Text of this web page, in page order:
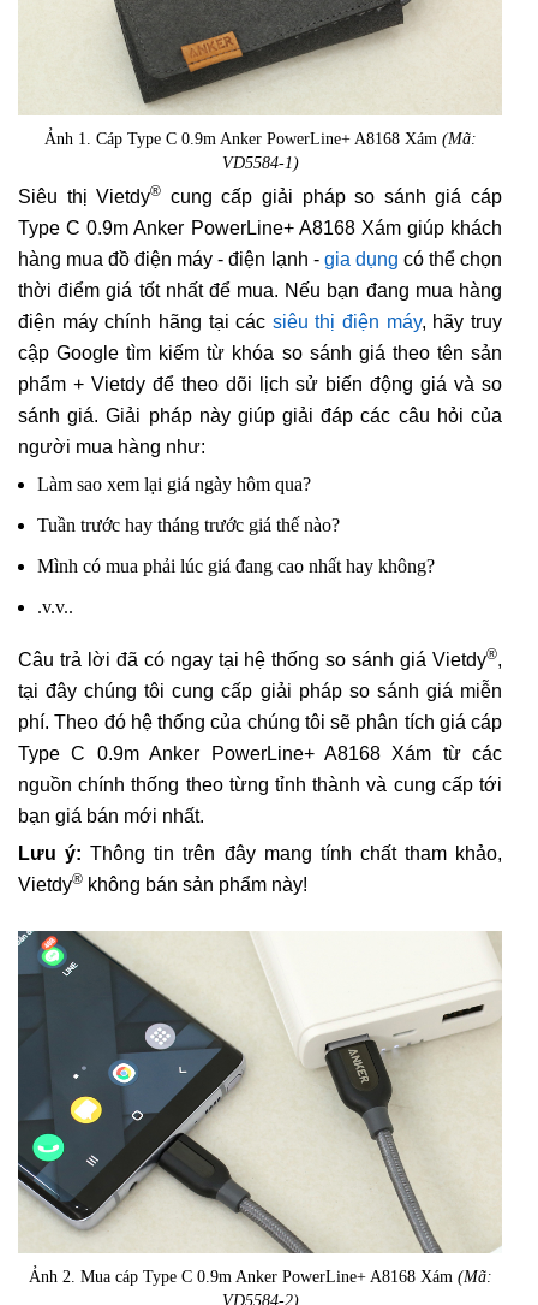
Ảnh 1. Cáp Type C 0.9m Anker PowerLine+ A8168 Xám (Mã:
VD5584-1)
Siêu thị Vietdy® cung cấp giải pháp so sánh giá cáp
Type C 0.9m Anker PowerLine+ A8168 Xám giúp khách
hàng mua đồ điện máy - điện lạnh - gia dụng có thể chọn
thời điểm giá tốt nhất để mua. Nếu bạn đang mua hàng
điện máy chính hãng tại các siêu thị điện máy, hãy truy
cập Google tìm kiếm từ khóa so sánh giá theo tên sản
phẩm + Vietdy để theo dõi lịch sử biến động giá và so
sánh giá. Giải pháp này giúp giải đáp các câu hỏi của
người mua hàng như:
Làm sao xem lại giá ngày hôm qua?
Tuần trước hay tháng trước giá thế nào?
Mình có mua phải lúc giá đang cao nhất hay không?
.v.v..
Câu trả lời đã có ngay tại hệ thống so sánh giá Vietdy®,
tại đây chúng tôi cung cấp giải pháp so sánh giá miễn
phí. Theo đó hệ thống của chúng tôi sẽ phân tích giá cáp
Type C 0.9m Anker PowerLine+ A8168 Xám từ các
nguồn chính thống theo từng tỉnh thành và cung cấp tới
bạn giá bán mới nhất.
Lưu ý: Thông tin trên đây mang tính chất tham khảo,
Vietdy® không bán sản phẩm này!
Ảnh 2. Mua cáp Type C 0.9m Anker PowerLine+ A8168 Xám (Mã:
VD5584-2)